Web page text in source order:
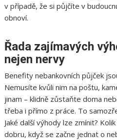
v případě, že si půjčíte v
obnoví.
Řada zajímavých
nejen nervy
Benefity nebankovních půjček
Nemusíte kvůli nim na poštu,
jinam – klidně zůstaňte doma
třeba i přímo z práce. To
Jaké další výhody lze zmínit?
dobru, když se začne jednat o